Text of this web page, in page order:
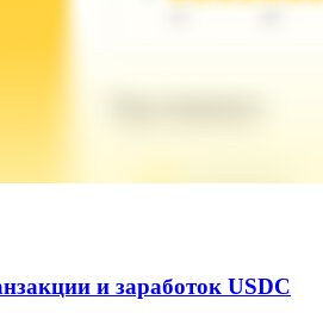
и заработок USDC